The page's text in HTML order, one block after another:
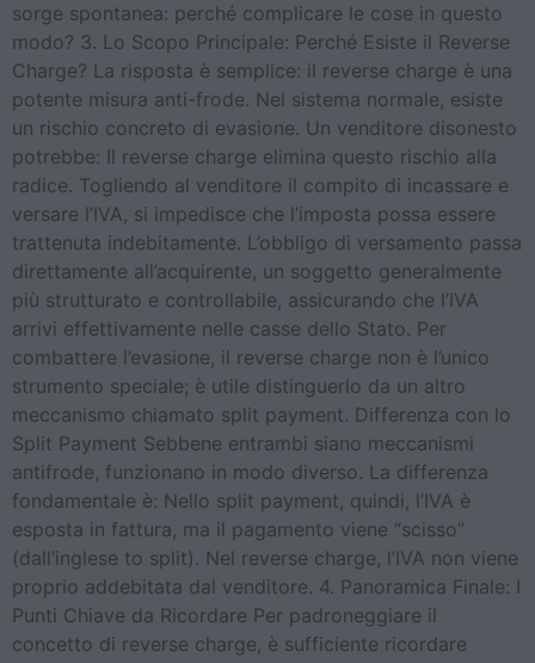
sorge spontanea: perché complicare le cose in questo
modo? 3. Lo Scopo Principale: Perché Esiste il Reverse
Charge? La risposta è semplice: il reverse charge è una
potente misura anti-frode. Nel sistema normale, esiste
un rischio concreto di evasione. Un venditore disonesto
potrebbe: Il reverse charge elimina questo rischio alla
radice. Togliendo al venditore il compito di incassare e
versare l’IVA, si impedisce che l’imposta possa essere
trattenuta indebitamente. L’obbligo di versamento passa
direttamente all’acquirente, un soggetto generalmente
più strutturato e controllabile, assicurando che l’IVA
arrivi effettivamente nelle casse dello Stato. Per
combattere l’evasione, il reverse charge non è l’unico
strumento speciale; è utile distinguerlo da un altro
meccanismo chiamato split payment. Differenza con lo
Split Payment Sebbene entrambi siano meccanismi
antifrode, funzionano in modo diverso. La differenza
fondamentale è: Nello split payment, quindi, l’IVA è
esposta in fattura, ma il pagamento viene “scisso”
(dall’inglese to split). Nel reverse charge, l’IVA non viene
proprio addebitata dal venditore. 4. Panoramica Finale: I
Punti Chiave da Ricordare Per padroneggiare il
concetto di reverse charge, è sufficiente ricordare